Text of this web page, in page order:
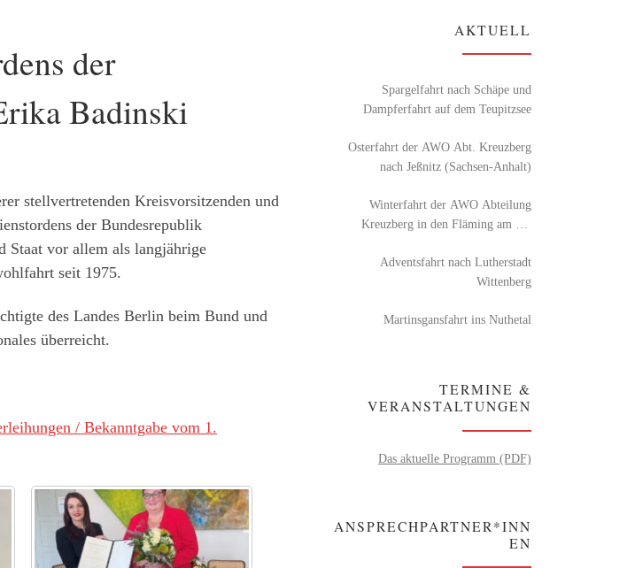
der
Badinski
stellvertretenden Kreisvorsitzenden und
der Bundesrepublik
Staat vor allem als langjährige
seit 1975.
des Landes Berlin beim Bund und
überreicht.
/ Bekanntgabe vom 1.
AKTUELL
Spargelfahrt nach Schäpe und
Dampferfahrt auf dem Teupitzsee
Osterfahrt der AWO Abt. Kreuzberg
nach Jeßnitz (Sachsen-Anhalt)
Winterfahrt der AWO Abteilung
Kreuzberg in den Fläming am 26.
Adventsfahrt nach Lutherstadt
Wittenberg
Martinsgansfahrt ins Nuthetal
TERMINE &
VERANSTALTUNGEN
Das aktuelle Programm (PDF)
ANSPRECHPARTNER*INN
EN